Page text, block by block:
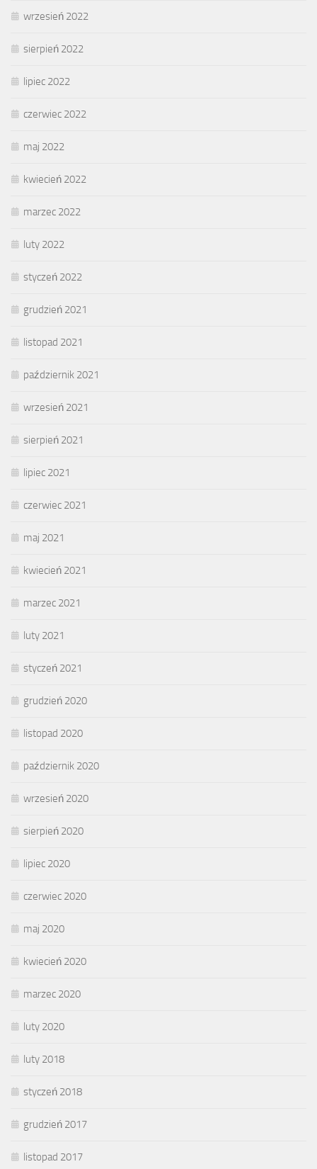
wrzesień 2022
sierpień 2022
lipiec 2022
czerwiec 2022
maj 2022
kwiecień 2022
marzec 2022
luty 2022
styczeń 2022
grudzień 2021
listopad 2021
październik 2021
wrzesień 2021
sierpień 2021
lipiec 2021
czerwiec 2021
maj 2021
kwiecień 2021
marzec 2021
luty 2021
styczeń 2021
grudzień 2020
listopad 2020
październik 2020
wrzesień 2020
sierpień 2020
lipiec 2020
czerwiec 2020
maj 2020
kwiecień 2020
marzec 2020
luty 2020
luty 2018
styczeń 2018
grudzień 2017
listopad 2017